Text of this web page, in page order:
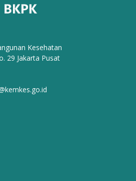
Kesehatan
29 Jakarta Pusat